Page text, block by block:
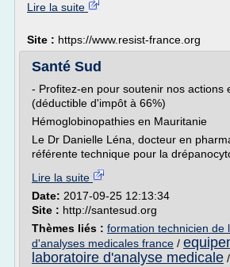
Lire la suite
Site : https://www.resist-france.org
Santé Sud
- Profitez-en pour soutenir nos actions
(déductible d'impôt à 66%)
Hémoglobinopathies en Mauritanie
Le Dr Danielle Léna, docteur en
référente technique pour la
Lire la suite
Date: 2017-09-25 12:13:34
Site : http://santesud.org
Thèmes liés : formation technicien de
d'analyses medicales france /
laboratoire d'analyse medicale /